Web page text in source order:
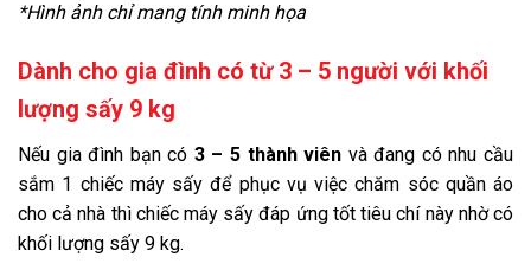
*Hình ảnh chỉ mang tính minh họa
Dành cho gia đình có từ 3 – 5 người với khối
lượng sấy 9 kg
Nếu gia đình bạn có 3 – 5 thành viên và đang có nhu cầu
sắm 1 chiếc máy sấy để phục vụ việc chăm sóc quần áo
cho cả nhà thì chiếc máy sấy đáp ứng tốt tiêu chí này nhờ có
khối lượng sấy 9 kg.